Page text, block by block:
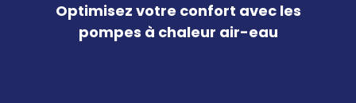
Optimisez votre confort avec les
pompes à chaleur air-eau